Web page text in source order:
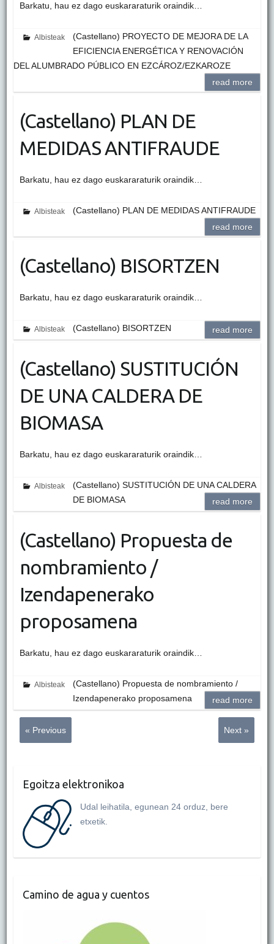
Barkatu, hau ez dago euskararaturik oraindik…
Albisteak
(Castellano) PROYECTO DE MEJORA DE LA
EFICIENCIA ENERGÉTICA Y RENOVACIÓN
DEL ALUMBRADO PÚBLICO EN EZCÁROZ/EZKAROZE
read more
(Castellano) PLAN DE
MEDIDAS ANTIFRAUDE
Barkatu, hau ez dago euskararaturik oraindik…
Albisteak
(Castellano) PLAN DE MEDIDAS ANTIFRAUDE
read more
(Castellano) BISORTZEN
Barkatu, hau ez dago euskararaturik oraindik…
Albisteak (Castellano) BISORTZEN read more
(Castellano) SUSTITUCIÓN
DE UNA CALDERA DE
BIOMASA
Barkatu, hau ez dago euskararaturik oraindik…
Albisteak
(Castellano) SUSTITUCIÓN DE UNA CALDERA
DE BIOMASA
read more
(Castellano) Propuesta de
nombramiento /
Izendapenerako
proposamena
Barkatu, hau ez dago euskararaturik oraindik…
Albisteak
(Castellano) Propuesta de nombramiento /
Izendapenerako proposamena
read more
« Previous Next »
Egoitza elektronikoa
Udal leihatila, egunean 24 orduz, bere
etxetik.
Camino de agua y cuentos